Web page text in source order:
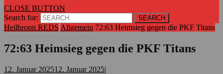
CLOSE BUTTON
Search for:
Heilbronn REDS Allgemein 72:63 Heimsieg gegen die PKF Titans
72:63 Heimsieg gegen die PKF Titans
12. Januar 202512. Januar 2025|